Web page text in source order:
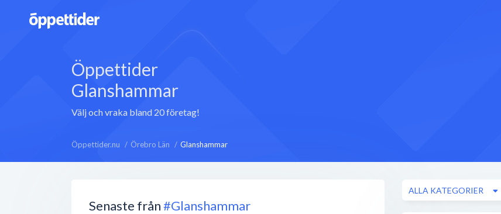
Öppettider
Glanshammar
Välj och vraka bland 20 företag!
Öppettider.nu Örebro Län Glanshammar
Senaste från#Glanshammar
ALLA KATEGORIER